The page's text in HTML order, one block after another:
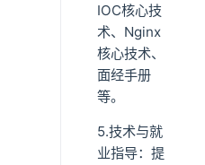
IOC核心技
术、Nginx
核心技术、
面经手册
等。
5.技术与就
业指导：提